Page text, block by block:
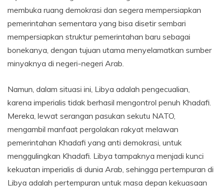
membuka ruang demokrasi dan segera mempersiapkan
pemerintahan sementara yang bisa disetir sembari
mempersiapkan struktur pemerintahan baru sebagai
bonekanya, dengan tujuan utama menyelamatkan sumber
minyaknya di negeri-negeri Arab.
Namun, dalam situasi ini, Libya adalah pengecualian,
karena imperialis tidak berhasil mengontrol penuh Khadafi.
Mereka, lewat serangan pasukan sekutu NATO,
mengambil manfaat pergolakan rakyat melawan
pemerintahan Khadafi yang anti demokrasi, untuk
menggulingkan Khadafi. Libya tampaknya menjadi kunci
kekuatan imperialis di dunia Arab, sehingga pertempuran di
Libya adalah pertempuran untuk masa depan kekuasaan